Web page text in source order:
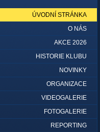
ÚVODNÍ STRÁNKA
O NÁS
AKCE 2026
HISTORIE KLUBU
NOVINKY
ORGANIZACE
VIDEOGALERIE
FOTOGALERIE
REPORTING